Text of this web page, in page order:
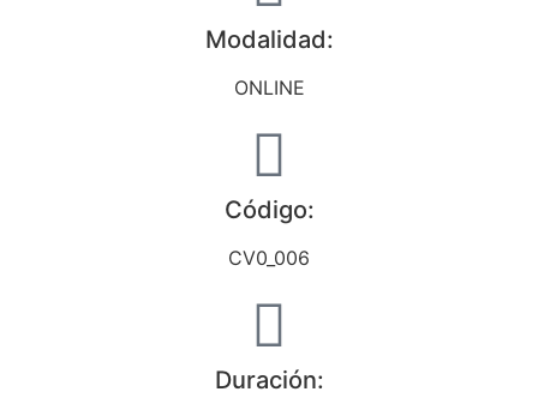
Modalidad:
ONLINE
Código:
CV0_006
Duración: